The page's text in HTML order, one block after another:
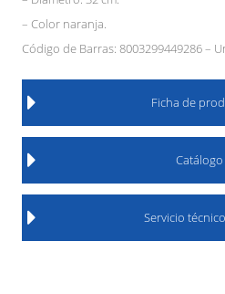
– Color naranja.
Código de Barras: 8003299449286 –
Ficha de
Catálogo
Servicio